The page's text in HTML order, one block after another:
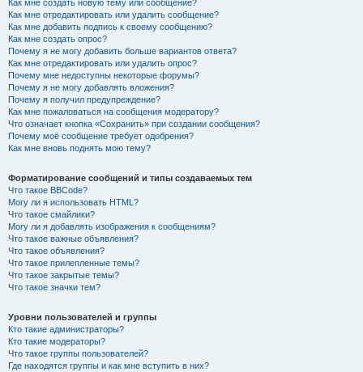
Как мне создать новую тему или сообщение?
Как мне отредактировать или удалить сообщение?
Как мне добавить подпись к своему сообщению?
Как мне создать опрос?
Почему я не могу добавить больше вариантов ответа?
Как мне отредактировать или удалить опрос?
Почему мне недоступны некоторые форумы?
Почему я не могу добавлять вложения?
Почему я получил предупреждение?
Как мне пожаловаться на сообщения модератору?
Что означает кнопка «Сохранить» при создании сообщения?
Почему моё сообщение требует одобрения?
Как мне вновь поднять мою тему?
Форматирование сообщений и типы создаваемых тем
Что такое BBCode?
Могу ли я использовать HTML?
Что такое смайлики?
Могу ли я добавлять изображения к сообщениям?
Что такое важные объявления?
Что такое объявления?
Что такое прилепленные темы?
Что такое закрытые темы?
Что такое значки тем?
Уровни пользователей и группы
Кто такие администраторы?
Кто такие модераторы?
Что такое группы пользователей?
Где находятся группы и как мне вступить в них?